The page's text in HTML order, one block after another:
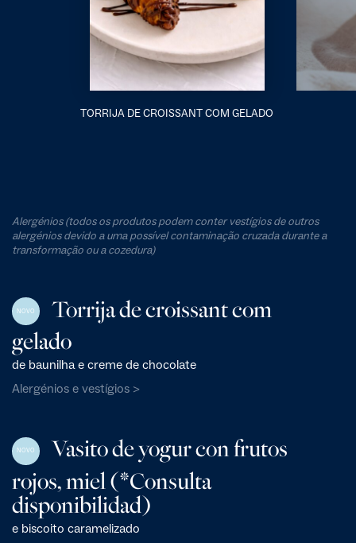
TORRIJA DE CROISSANT COM GELADO
Alergénios (todos os produtos podem conter vestígios de outros
alergénios devido a uma possível contaminação cruzada durante a
transformação ou a cozedura)
NOVO
Torrija de croissant com
gelado
de baunilha e creme de chocolate
Alergénios e vestígios >
NOVO
Vasito de yogur con frutos
rojos, miel (*Consulta
disponibilidad)
e biscoito caramelizado